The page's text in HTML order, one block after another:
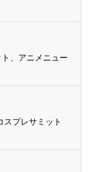
、アニメニュー
プレサミット